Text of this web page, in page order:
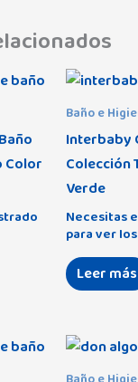
Color
Baño e
Interbaby
Colección
Verde
Necesitas
para ver
Leer más